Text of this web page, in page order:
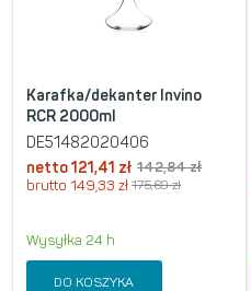
Karafka/dekanter Invino
RCR 2000ml
DE51482020406
netto121,41 zł 142,84zł
brutto 149,33 zł 175,69zł
Wysyłka 24 h
DO KOSZYKA